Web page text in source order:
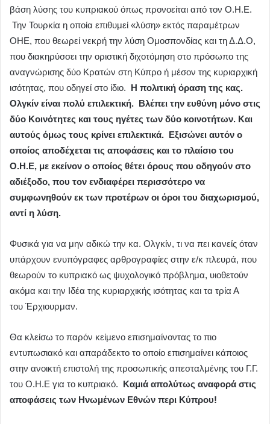
βάση λύσης του κυπριακού όπως προνοείται από τον Ο.Η.Ε.
Την Τουρκία η οποία επιθυμεί «λύση» εκτός παραμέτρων
ΟΗΕ, που θεωρεί νεκρή την λύση Ομοσπονδίας και τη Δ.Δ.Ο,
που διακηρύσσει την οριστική διχοτόμηση στο πρόσωπο της
αναγνώρισης δύο Κρατών στη Κύπρο ή μέσον της κυριαρχική
ισότητας, που οδηγεί στο ίδιο. Η πολιτική όραση της κας.
Ολγκίν είναι πολύ επιλεκτική. Βλέπει την ευθύνη μόνο στις
δύο Κοινότητες και τους ηγέτες των δύο κοινοτήτων. Και
αυτούς όμως τους κρίνει επιλεκτικά. Εξισώνει αυτόν ο
οποίος αποδέχεται τις αποφάσεις και το πλαίσιο του
Ο.Η.Ε, με εκείνον ο οποίος θέτει όρους που οδηγούν στο
αδιέξοδο, που τον ενδιαφέρει περισσότερο να
συμφωνηθούν εκ των προτέρων οι όροι του διαχωρισμού,
αντί η λύση.
Φυσικά για να μην αδικώ την κα. Ολγκίν, τι να πει κανείς όταν
υπάρχουν ενυπόγραφες αρθρογραφίες στην ε/κ πλευρά, που
θεωρούν το κυπριακό ως ψυχολογικό πρόβλημα, υιοθετούν
ακόμα και την Ιδέα της κυριαρχικής ισότητας και τα τρία Α
του Έρχιουρμαν.
Θα κλείσω το παρόν κείμενο επισημαίνοντας το πιο
εντυπωσιακό και απαράδεκτο το οποίο επισημαίνει κάποιος
στην ανοικτή επιστολή της προσωπικής απεσταλμένης του Γ.Γ.
του Ο.Η.Ε για το κυπριακό. Καμιά απολύτως αναφορά στις
αποφάσεις των Ηνωμένων Εθνών περι Κύπρου!